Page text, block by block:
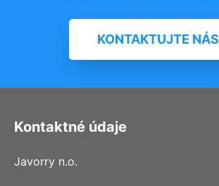
KONTAKTUJTE NÁS
Kontaktné údaje
Javorry n.o.